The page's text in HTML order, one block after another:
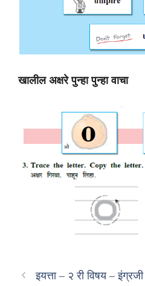
खालील अक्षरे पुन्हा पुन्हा वाचा
इयत्ता – २ री विषय –